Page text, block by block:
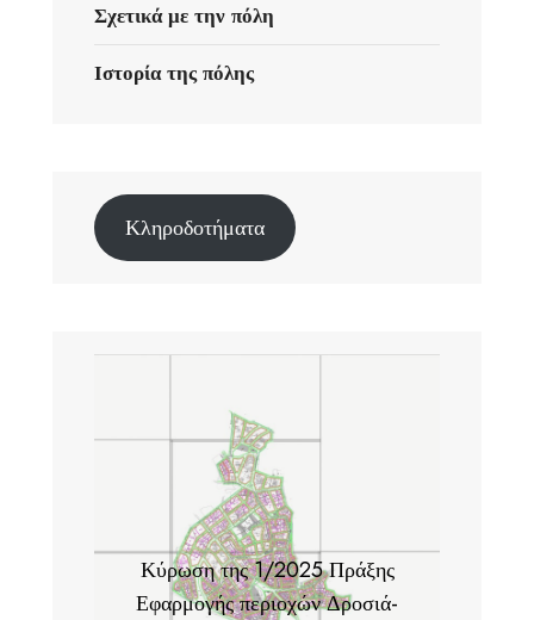
Σχετικά με την πόλη
Ιστορία της πόλης
Κληροδοτήματα
Κύρωση της 1/2025 Πράξης
Εφαρμογής περιοχών Δροσιά-